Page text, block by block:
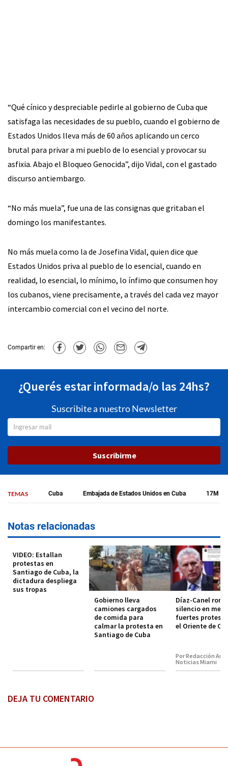
“Qué cínico y despreciable pedirle al gobierno de Cuba que
satisfaga las necesidades de su pueblo, cuando el gobierno de
Estados Unidos lleva más de 60 años aplicando un cerco
brutal para privar a mi pueblo de lo esencial y provocar su
asfixia. Abajo el Bloqueo Genocida”, dijo Vidal, con el gastado
discurso antiembargo.
“No más muela”, fue una de las consignas que gritaban el
domingo los manifestantes.
No más muela como la de Josefina Vidal, quien dice que
Estados Unidos priva al pueblo de lo esencial, cuando en
realidad, lo esencial, lo mínimo, lo ínfimo que consumen hoy
los cubanos, viene precisamente, a través del cada vez mayor
intercambio comercial con el vecino del norte.
Compartir en:
¿Querés estar informada/o las 24hs?
Suscribite a nuestro Newsletter
Suscribirme
TEMAS Cuba Embajada de Estados Unidos en Cuba 17M
Notas relacionadas
VIDEO: Estallan
protestas en
Santiago de Cuba, la
dictadura despliega
sus tropas
Gobierno lleva
camiones cargados
de comida para
calmar la protesta en
Santiago de Cuba
Díaz-Canel
silencio en
fuertes
el Oriente de
Por Redacción
Noticias Miami
DEJA TU COMENTARIO